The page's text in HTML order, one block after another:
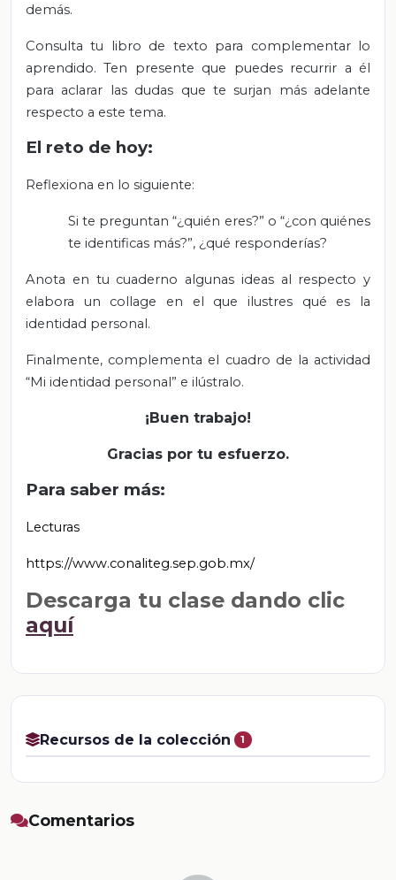
demás.
Consulta tu libro de texto para complementar lo
aprendido. Ten presente que puedes recurrir a él
para aclarar las dudas que te surjan más adelante
respecto a este tema.
El reto de hoy:
Reflexiona en lo siguiente:
Si te preguntan “¿quién eres?” o “¿con quiénes
te identificas más?”, ¿qué responderías?
Anota en tu cuaderno algunas ideas al respecto y
elabora un collage en el que ilustres qué es la
identidad personal.
Finalmente, complementa el cuadro de la actividad
“Mi identidad personal” e ilústralo.
¡Buen trabajo!
Gracias por tu esfuerzo.
Para saber más:
Lecturas
https://www.conaliteg.sep.gob.mx/
Descarga tu clase dando clic
aquí
Recursos de la colección 1
Comentarios